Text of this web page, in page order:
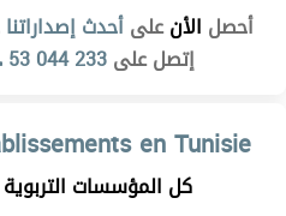
أحصل الأنعلىأحدث إصداراتنا
إتصل على53 044 233
en Tunisie
كل المؤسسات